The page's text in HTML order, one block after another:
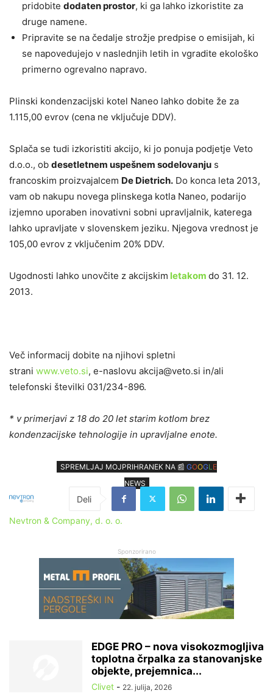
pridobite dodaten prostor, ki ga lahko izkoristite za
druge namene.
Pripravite se na čedalje strožje predpise o emisijah, ki
se napovedujejo v naslednjih letih in vgradite ekološko
primerno ogrevalno napravo.
Plinski kondenzacijski kotel Naneo lahko dobite že za
1.115,00 evrov (cena ne vključuje DDV).
Splača se tudi izkoristiti akcijo, ki jo ponuja podjetje Veto
d.o.o., ob desetletnem uspešnem sodelovanju s
francoskim proizvajalcem De Dietrich. Do konca leta 2013,
vam ob nakupu novega plinskega kotla Naneo, podarijo
izjemno uporaben inovativni sobni upravljalnik, katerega
lahko upravljate v slovenskem jeziku. Njegova vrednost je
105,00 evrov z vključenim 20% DDV.
Ugodnosti lahko unovčite z akcijskim letakom do 31. 12.
2013.
Več informacij dobite na njihovi spletni
strani www.veto.si, e-naslovu akcija@veto.si in/ali
telefonski številki 031/234-896.
* v primerjavi z 18 do 20 let starim kotlom brez
kondenzacijske tehnologije in upravljalne enote.
SPREMLJAJ MOJPRIHRANEK NA 📰 GOOGL E
NEWS
Nevtron & Company, d. o. o.
Sponzorirano
EDGE PRO – nova visokozmogljiva
toplotna črpalka za stanovanjske
objekte, prejemnica...
Clivet - 22. julija, 2026